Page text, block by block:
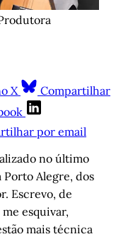
X
Compartilhar
por email
no último
Porto Alegre, dos
Escrevo, de
esquivar,
mais técnica